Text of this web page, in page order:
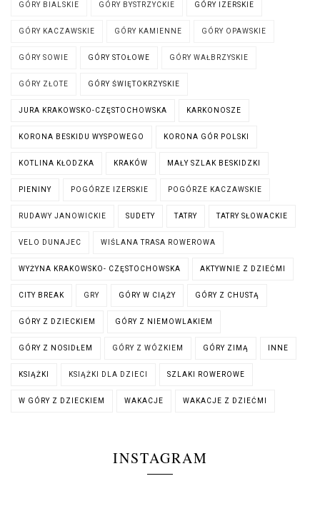
GÓRY BIALSKIE GÓRY BYSTRZYCKIE GÓRY IZERSKIE
GÓRY KACZAWSKIE GÓRY KAMIENNE GÓRY OPAWSKIE
GÓRY SOWIE GÓRY STOŁOWE GÓRY WAŁBRZYSKIE
GÓRY ZŁOTE GÓRY ŚWIĘTOKRZYSKIE
JURA KRAKOWSKO-CZĘSTOCHOWSKA KARKONOSZE
KORONA BESKIDU WYSPOWEGO KORONA GÓR POLSKI
KOTLINA KŁODZKA KRAKÓW MAŁY SZLAK BESKIDZKI
PIENINY POGÓRZE IZERSKIE POGÓRZE KACZAWSKIE
RUDAWY JANOWICKIE SUDETY TATRY TATRY SŁOWACKIE
VELO DUNAJEC WIŚLANA TRASA ROWEROWA
WYŻYNA KRAKOWSKO- CZĘSTOCHOWSKA AKTYWNIE Z DZIEĆMI
CITY BREAK GRY GÓRY W CIĄŻY GÓRY Z CHUSTĄ
GÓRY Z DZIECKIEM GÓRY Z NIEMOWLAKIEM
GÓRY Z NOSIDŁEM GÓRY Z WÓZKIEM GÓRY ZIMĄ INNE
KSIĄŻKI KSIĄŻKI DLA DZIECI SZLAKI ROWEROWE
W GÓRY Z DZIECKIEM WAKACJE WAKACJE Z DZIEĆMI
INSTAGRAM